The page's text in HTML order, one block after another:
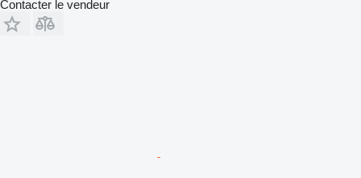
Contacter le vendeur